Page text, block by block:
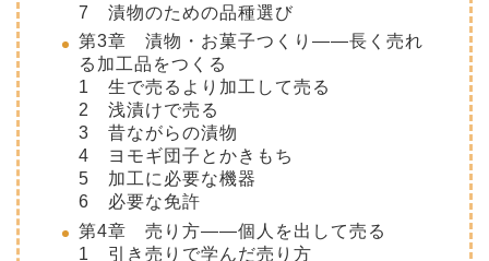
7 漬物のための品種選び
第3章 漬物・お菓子つくり――長く売れ
る加工品をつくる
1 生で売るより加工して売る
2 浅漬けで売る
3 昔ながらの漬物
4 ヨモギ団子とかきもち
5 加工に必要な機器
6 必要な免許
第4章 売り方――個人を出して売る
1 引き売りで学んだ売り方